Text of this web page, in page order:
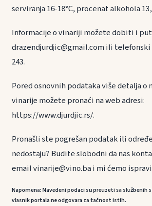
serviranja 16-18°C, procenat alkohola
Informacije o vinariji možete dobiti i
drazendjurdjic@gmail.com ili telefonski
243.
Pored osnovnih podataka više detalja o
vinarije možete pronaći na web adresi:
https://www.djurdjic.rs/.
Pronašli ste pogrešan podatak ili
nedostaju? Budite slobodni da nas
email vinarije@vino.ba i mi ćemo
Napomena: Navedeni podaci su preuzeti sa službenih
vlasnik portala ne odgovara za tačnost istih.